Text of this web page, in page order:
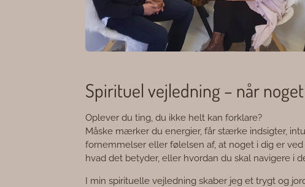
Spirituel vejledning – når
Oplever du ting, du ikke helt kan forklare?
Måske mærker du energier, får stærke indsigter,
fornemmelser eller følelsen af, at noget i dig er
hvad det betyder, eller hvordan du skal navigere i
I min spirituelle vejledning skaber jeg et trygt og